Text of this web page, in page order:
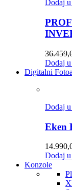
Dodaj
Dodaj
Digitalni
Dodaj
Eken
Dodaj
Konzole